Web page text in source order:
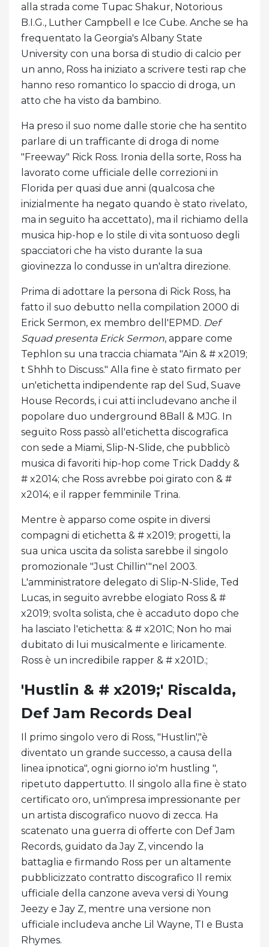
alla strada come Tupac Shakur, Notorious
B.I.G., Luther Campbell e Ice Cube. Anche se ha
frequentato la Georgia's Albany State
University con una borsa di studio di calcio per
un anno, Ross ha iniziato a scrivere testi rap che
hanno reso romantico lo spaccio di droga, un
atto che ha visto da bambino.
Ha preso il suo nome dalle storie che ha sentito
parlare di un trafficante di droga di nome
"Freeway" Rick Ross. Ironia della sorte, Ross ha
lavorato come ufficiale delle correzioni in
Florida per quasi due anni (qualcosa che
inizialmente ha negato quando è stato rivelato,
ma in seguito ha accettato), ma il richiamo della
musica hip-hop e lo stile di vita sontuoso degli
spacciatori che ha visto durante la sua
giovinezza lo condusse in un'altra direzione.
Prima di adottare la persona di Rick Ross, ha
fatto il suo debutto nella compilation 2000 di
Erick Sermon, ex membro dell'EPMD. Def
Squad presenta Erick Sermon, appare come
Tephlon su una traccia chiamata "Ain & # x2019;
t Shhh to Discuss." Alla fine è stato firmato per
un'etichetta indipendente rap del Sud, Suave
House Records, i cui atti includevano anche il
popolare duo underground 8Ball & MJG. In
seguito Ross passò all'etichetta discografica
con sede a Miami, Slip-N-Slide, che pubblicò
musica di favoriti hip-hop come Trick Daddy &
# x2014; che Ross avrebbe poi girato con & #
x2014; e il rapper femminile Trina.
Mentre è apparso come ospite in diversi
compagni di etichetta & # x2019; progetti, la
sua unica uscita da solista sarebbe il singolo
promozionale "Just Chillin'"nel 2003.
L'amministratore delegato di Slip-N-Slide, Ted
Lucas, in seguito avrebbe elogiato Ross & #
x2019; svolta solista, che è accaduto dopo che
ha lasciato l'etichetta: & # x201C; Non ho mai
dubitato di lui musicalmente e liricamente.
Ross è un incredibile rapper & # x201D.;
'Hustlin & # x2019;' Riscalda,
Def Jam Records Deal
Il primo singolo vero di Ross, "Hustlin',"è
diventato un grande successo, a causa della
linea ipnotica", ogni giorno io'm hustling ",
ripetuto dappertutto. Il singolo alla fine è stato
certificato oro, un'impresa impressionante per
un artista discografico nuovo di zecca. Ha
scatenato una guerra di offerte con Def Jam
Records, guidato da Jay Z, vincendo la
battaglia e firmando Ross per un altamente
pubblicizzato contratto discografico Il remix
ufficiale della canzone aveva versi di Young
Jeezy e Jay Z, mentre una versione non
ufficiale includeva anche Lil Wayne, TI e Busta
Rhymes.